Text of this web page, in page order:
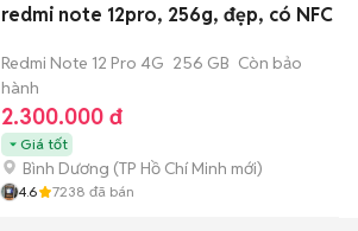
redmi note 12pro, 256g, đẹp, có NFC
Redmi Note 12 Pro 4G 256 GB Còn bảo
hành
2.300.000 đ
Giá tốt
Bình Dương (TP Hồ Chí Minh mới)
4.6 7238 đã bán